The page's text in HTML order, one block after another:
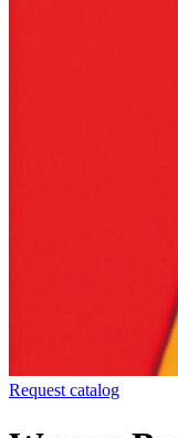
Request catalog